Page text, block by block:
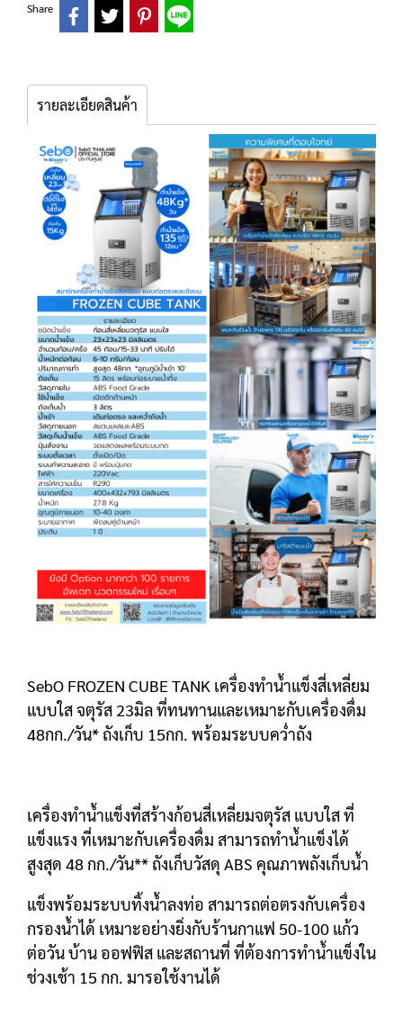
Share
รายละเอียดสินค้า
SebO FROZEN CUBE TANK เครื่องทำน้ำแข็งสี่เหลี่ยม
แบบใส จตุรัส 23มิล ที่ทนทานและเหมาะกับเครื่องดื่ม
48กก./วัน* ถังเก็บ 15กก. พร้อมระบบคว่ำถัง
เครื่องทำน้ำแข็งที่สร้างก้อนสี่เหลี่ยมจตุรัส แบบใส ที่
แข็งแรง ที่เหมาะกับเครื่องดื่ม สามารถทำน้ำแข็งได้
สูงสุด 48 กก./วัน** ถังเก็บวัสดุ ABS คุณภาพถังเก็บน้ำ
แข็งพร้อมระบบทิ้งน้ำลงท่อ สามารถต่อตรงกับเครื่อง
กรองน้ำได้ เหมาะอย่างยิ่งกับร้านกาแฟ 50-100 แก้ว
ต่อวัน บ้าน ออฟฟิส และสถานที่ ที่ต้องการทำน้ำแข็งใน
ช่วงเช้า 15 กก. มารอใช้งานได้